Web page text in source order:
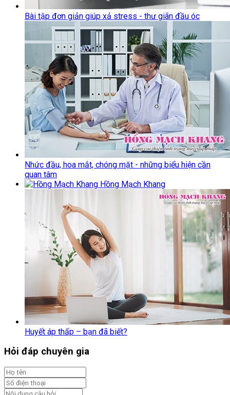
Bài tập đơn giản giúp xả stress - thư giãn đầu óc
Nhức đầu, hoa mắt, chóng mặt - những biểu hiện cần
quan tâm
Hồng Mạch Khang
Huyết áp thấp – bạn đã biết?
Hỏi đáp chuyên gia